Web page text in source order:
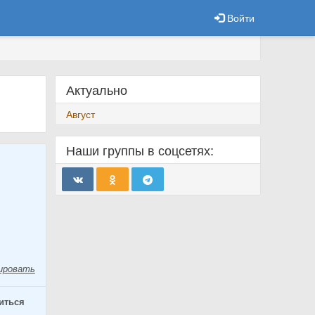
Войти
Актуально
Август
Наши группы в соцсетях: